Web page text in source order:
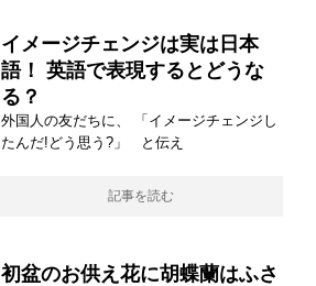
イメージチェンジは実は日本
語！ 英語で表現するとどうな
る？
外国人の友だちに、 「イメージチェンジし
たんだ!どう思う?」 と伝え
記事を読む
初盆のお供え花に胡蝶蘭はふさ